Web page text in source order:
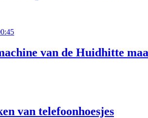
van de Huidhitte
van telefoonhoesjes